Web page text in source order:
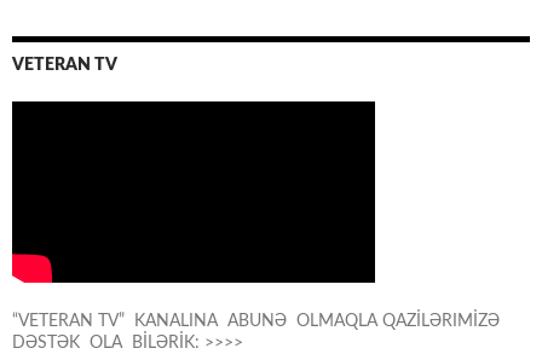
VETERAN TV
“VETERAN TV” KANALINA ABUNƏ OLMAQLA QAZİLƏRIMİZƏ
DƏSTƏK OLA BİLƏRİK: >>>>